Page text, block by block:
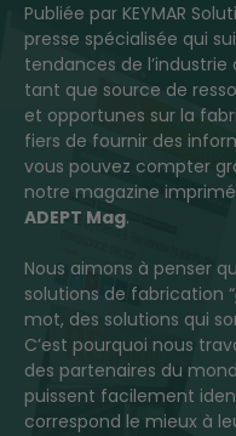
Publiée par KEYMAR
presse spécialisée qui
tendances de
tant que source de
et opportunes sur la
fiers de fournir des
vous pouvez compter
notre magazine
ADEPT Mag.
Nous aimons à penser
solutions de fabrication “
mot, des solutions qui
C’est pourquoi nous
des partenaires du
puissent facilement
correspond le mieux à